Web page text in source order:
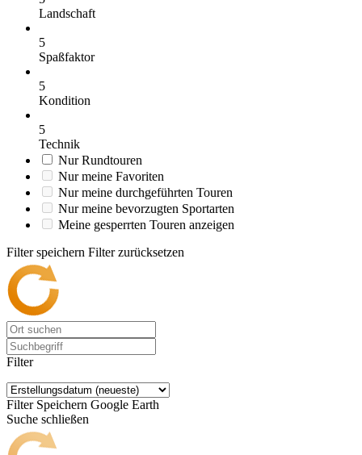
Landschaft
5
Spaßfaktor
5
Kondition
5
Technik
Nur Rundtouren
Nur meine Favoriten
Nur meine durchgeführten Touren
Nur meine bevorzugten Sportarten
Meine gesperrten Touren anzeigen
Filter speichern Filter zurücksetzen
Filter
Filter Speichern Google Earth
Suche schließen